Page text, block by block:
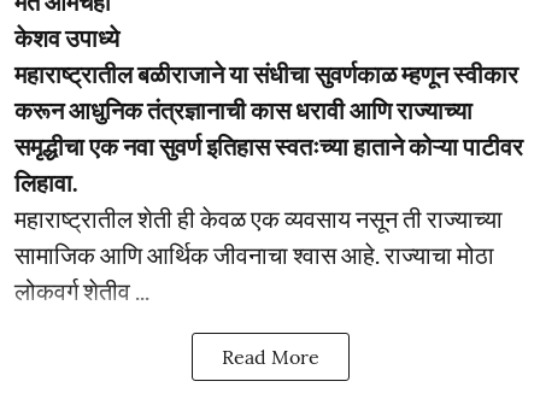
केशव उपाध्ये
महाराष्ट्रातील बळीराजाने या संधीचा सुवर्णकाळ म्हणून स्वीकार
करून आधुनिक तंत्रज्ञानाची कास धरावी आणि राज्याच्या
समृद्धीचा एक नवा सुवर्ण इतिहास स्वतःच्या हाताने कोऱ्या पाटीवर
लिहावा.
महाराष्ट्रातील शेती ही केवळ एक व्यवसाय नसून ती राज्याच्या
सामाजिक आणि आर्थिक जीवनाचा श्वास आहे. राज्याचा मोठा
लोकवर्ग शेतीव ...
Read More